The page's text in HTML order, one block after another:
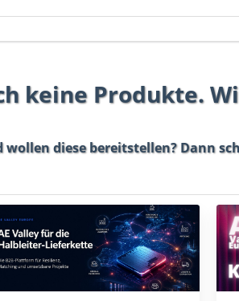
keine Produkte.
wollen diese bereitstellen? Dann